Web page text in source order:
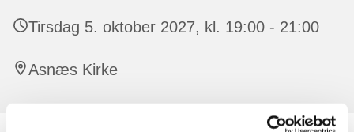
Tirsdag 5. oktober 2027, kl. 19:00 - 21:00
Asnæs Kirke